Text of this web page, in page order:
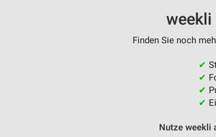
weekli
Finden Sie noch
✔
✔
✔
✔
Nutze weekli